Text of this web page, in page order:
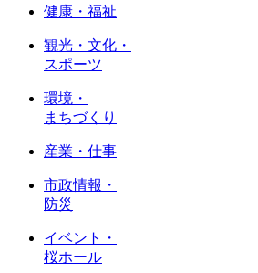
健康・福祉
観光・文化・
スポーツ
環境・
まちづくり
産業・仕事
市政情報・
防災
イベント・
桜ホール